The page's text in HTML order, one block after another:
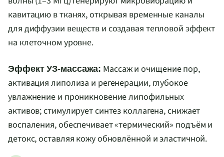
кавитацию в тканях, открывая временные каналы
для диффузии веществ и создавая тепловой эффект
на клеточном уровне.
Эффект УЗ-массажа: Массаж и очищение пор,
активация липолиза и регенерации, глубокое
увлажнение и проникновение липофильных
активов; стимулирует синтез коллагена, снижает
воспаления, обеспечивает «термический» подъём и
детокс, оставляя кожу обновлённой и эластичной.